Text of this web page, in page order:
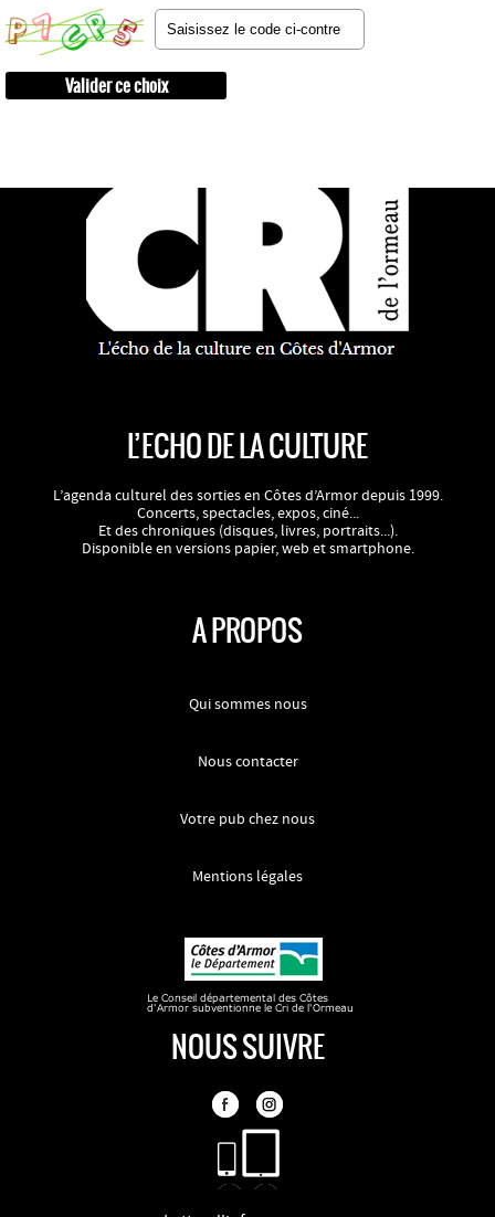
L’ECHO DE LA CULTURE
L’agenda culturel des sorties en Côtes d’Armor depuis 1999.
Concerts, spectacles, expos, ciné...
Et des chroniques (disques, livres, portraits...).
Disponible en versions papier, web et smartphone.
A PROPOS
Qui sommes nous
Nous contacter
Votre pub chez nous
Mentions légales
NOUS SUIVRE